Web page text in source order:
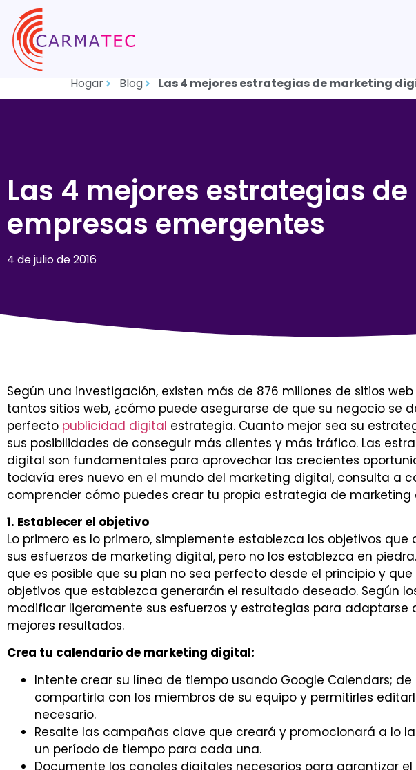
Hogar Blog Las 4 mejores estrategias de marketing
Las 4 mejores estrategias
empresas emergentes
4 de julio de 2016
Según una investigación, existen más de 876 millones de sitios
tantos sitios web, ¿cómo puede asegurarse de que su negocio se
perfecto publicidad digital estrategia. Cuanto mejor sea su
sus posibilidades de conseguir más clientes y más tráfico. Las
digital son fundamentales para aprovechar las crecientes
todavía eres nuevo en el mundo del marketing digital, consulta a
comprender cómo puedes crear tu propia estrategia de marketing
1. Establecer el objetivo
Lo primero es lo primero, simplemente establezca los objetivos
sus esfuerzos de marketing digital, pero no los establezca en
que es posible que su plan no sea perfecto desde el principio y
objetivos que establezca generarán el resultado deseado. Según
modificar ligeramente sus esfuerzos y estrategias para adaptarse
mejores resultados.
Crea tu calendario de marketing digital:
Intente crear su línea de tiempo usando Google Calendars;
compartirla con los miembros de su equipo y permitirles
necesario.
Resalte las campañas clave que creará y promocionará a lo
un período de tiempo para cada una.
Documente los canales digitales necesarios para garantizar